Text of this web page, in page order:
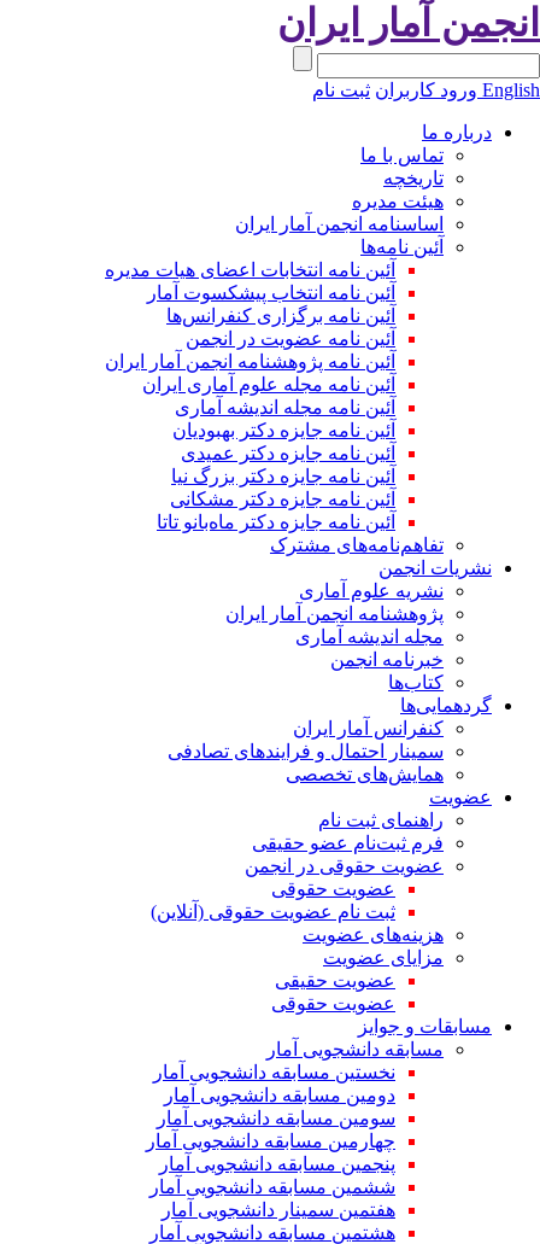
آمار ایران
ورود کاربران ثبت نام
درباره ما
تماس با ما
تاریخچه
هیئت مدیره
اساسنامه انجمن آمار ایران
آئین نامه‌ها
آئین نامه انتخابات اعضای هیات مدیره
آئین نامه انتخاب پیشکسوت آمار
آئین نامه برگزاری کنفرانس‌ها
آئین نامه عضویت در انجمن
آئین نامه پژوهشنامه انجمن آمار ایران
آئین نامه مجله علوم آماری ایران
آئین نامه مجله اندیشه آماری
آئین‌ نامه جایزه دکتر بهبودیان
آئین نامه جایزه دکتر عمیدی
آئین نامه جایزه دکتر بزرگ نیا
آئین نامه جایزه دکتر مشکانی
آئین نامه جایزه دکتر ماه‌بانو تاتا
تفاهم‌نامه‌های مشترک
نشریات انجمن
نشریه علوم آماری
پژوهشنامه انجمن آمار ایران
مجله اندیشه آماری
خبرنامه انجمن
کتاب‌ها
گردهمایی‌ها
کنفرانس آمار ایران
سمینار احتمال و فرایندهای تصادفی
همایش‌های تخصصی
عضویت
راهنمای ثبت نام
فرم ثبت‌نام عضو حقیقی
عضویت حقوقی در انجمن
عضویت حقوقی
ثبت نام عضویت حقوقی (آنلاین)
هزینه‌های عضویت
مزایای عضویت
عضویت حقیقی
عضویت حقوقی
مسابقات و جوایز
مسابقه دانشجویی آمار
نخستین مسابقه دانشجویی آمار
دومین مسابقه دانشجویی آمار
سومین مسابقه دانشجویی آمار
چهارمین مسابقه دانشجویی آمار
پنجمین مسابقه دانشجویی آمار
ششمین مسابقه دانشجویی آمار
هفتمین سمینار دانشجویی آمار
هشتمین مسابقه دانشجویی آمار